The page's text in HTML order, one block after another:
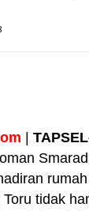
tidak